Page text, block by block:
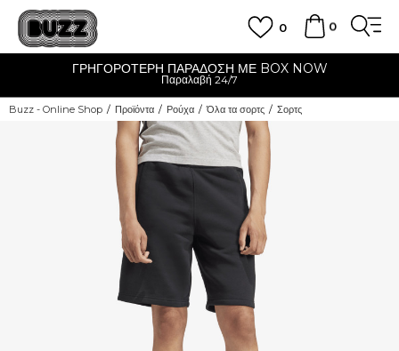
0
0
ΓΡΗΓΟΡΟΤΕΡΗ ΠΑΡΑΔΟΣΗ ΜΕ BOX NOW
Παραλαβή 24/7
Buzz - Online Shop Προϊόντα Ρούχα Όλα τα σορτς Σορτς